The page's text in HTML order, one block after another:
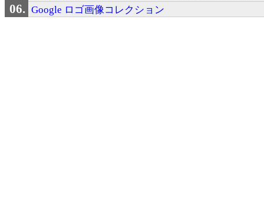
Google ロゴ画像コレクション